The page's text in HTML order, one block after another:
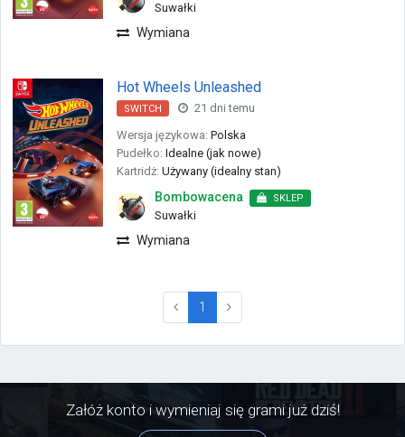
Suwałki
Wymiana
Hot Wheels Unleashed
SWITCH
21 dni temu
Wersja językowa: Polska
Pudełko: Idealne (jak nowe)
Kartridż: Używany (idealny stan)
Bombowacena SKLEP
Suwałki
Wymiana
1 (current)
Załóż konto i wymieniaj się grami już dziś!